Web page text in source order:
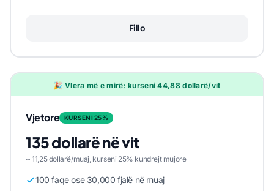
Fillo
🎉 Vlera më e mirë: kurseni 44,88 dollarë/vit
Vjetore KURSENI 25%
135 dollarë në vit
~ 11,25 dollarë/muaj, kurseni 25% kundrejt mujore
100 faqe ose 30,000 fjalë në muaj